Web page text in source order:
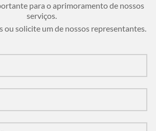
para o aprimoramento de nossos
serviços.
ou solicite um de nossos representantes.